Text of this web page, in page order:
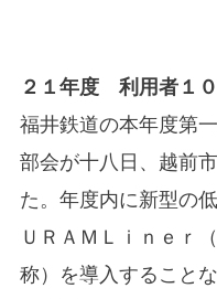
２１年度 利用者１
福井鉄道の本年度第
部会が十八日、越前
た。年度内に新型の
ＵＲＡＭＬｉｎｅｒ
称）を導入すること